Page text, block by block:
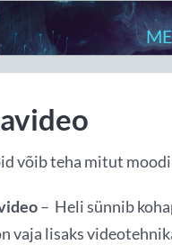
võib teha mitut
– Heli sünnib
vaja lisaks